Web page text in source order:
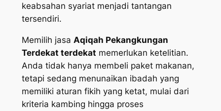
keabsahan syariat menjadi tantangan
tersendiri.
Memilih jasa Aqiqah Pekangkungan
Terdekat terdekat memerlukan ketelitian.
Anda tidak hanya membeli paket makanan,
tetapi sedang menunaikan ibadah yang
memiliki aturan fikih yang ketat, mulai dari
kriteria kambing hingga proses